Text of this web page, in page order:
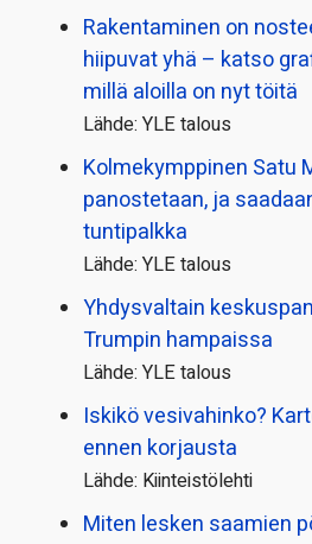
Rakentaminen on
hiipuvat yhä – katso
millä aloilla on nyt töitä
Lähde: YLE talous
Kolmekymppinen Satu
panostetaan, ja
tuntipalkka
Lähde: YLE talous
Yhdysvaltain
Trumpin hampaissa
Lähde: YLE talous
Iskikö vesivahinko?
ennen korjausta
Lähde: Kiinteistölehti
Miten lesken saamien